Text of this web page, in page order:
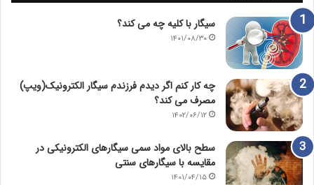
سیگار با کلیه چه می کند؟
۱۴۰۱/۰۸/۳۰
چه کار کنم اگر دیدم فرزندم سیگار الکترونیک(ویپ)
مصرف می کند؟
۱۴۰۲/۰۶/۱۲
سطح بالای مواد سمی سیگارهای الکترونیکی در
مقایسه با سیگارهای سنتی
۱۴۰۱/۰۴/۱۵